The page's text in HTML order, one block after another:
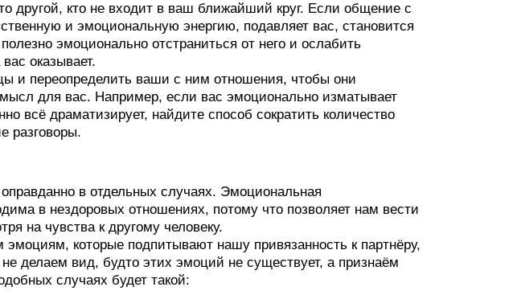
другой, кто не входит в ваш ближайший круг. Если общение с
и эмоциональную энергию, подавляет вас, становится
эмоционально отстраниться от него и ослабить
оказывает.
и переопределить ваши с ним отношения, чтобы они
для вас. Например, если вас эмоционально изматывает
всё драматизирует, найдите способ сократить количество
разговоры.
в отдельных случаях. Эмоциональная
в нездоровых отношениях, потому что позволяет нам вести
на чувства к другому человеку.
эмоциям, которые подпитывают нашу привязанность к партнёру,
делаем вид, будто этих эмоций не существует, а признаём
случаях будет такой: